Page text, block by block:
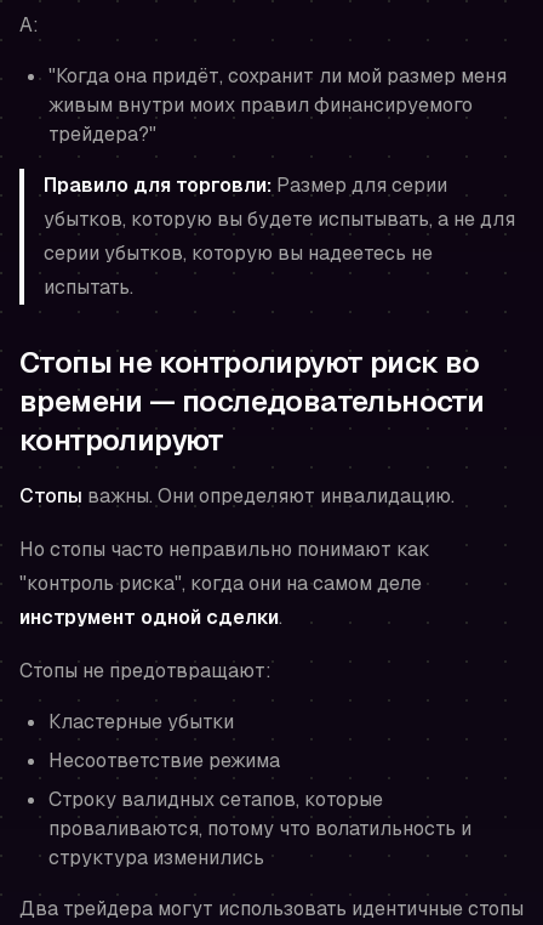
А:
"Когда она придёт, сохранит ли мой размер меня
живым внутри моих правил финансируемого
трейдера?"
Правило для торговли: Размер для серии
убытков, которую вы будете испытывать, а не для
серии убытков, которую вы надеетесь не
испытать.
Стопы не контролируют риск во
времени — последовательности
контролируют
Стопы важны. Они определяют инвалидацию.
Но стопы часто неправильно понимают как
"контроль риска", когда они на самом деле
инструмент одной сделки.
Стопыне предотвращают:
Кластерные убытки
Несоответствие режима
Строку валидных сетапов, которые
проваливаются, потому что волатильность и
структура изменились
Два трейдера могут использовать идентичные стопы